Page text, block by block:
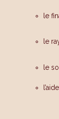
le
le
le